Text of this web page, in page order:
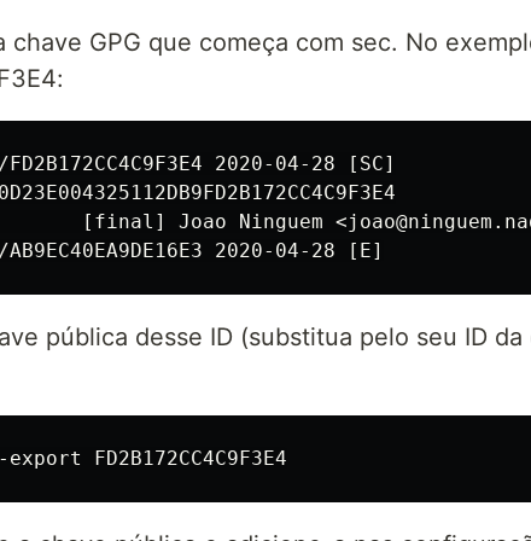
chave GPG que começa com sec. No
2020-04-28 [SC]
[final] Joao Ninguem
pública desse ID (substitua pelo seu ID da